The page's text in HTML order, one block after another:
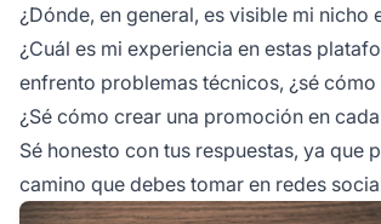
¿Dónde, en general, es visible mi nicho
¿Cuál es mi experiencia en estas
enfrento problemas técnicos, ¿sé
¿Sé cómo crear una promoción en
Sé honesto con tus respuestas, ya que
camino que debes tomar en redes